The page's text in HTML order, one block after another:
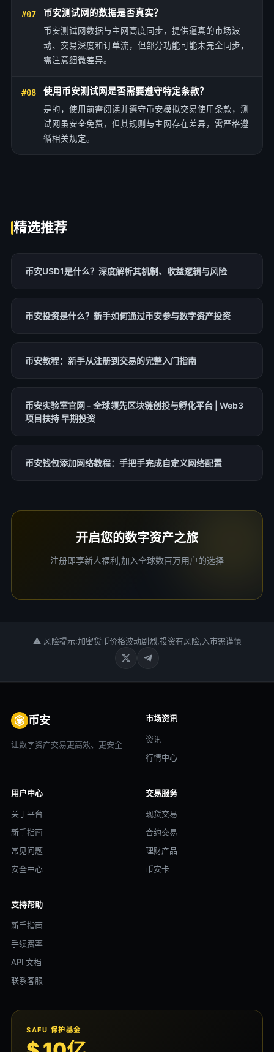
#07 币安测试网的数据是否真实？
币安测试网数据与主网高度同步，提供逼真的市场波
动、交易深度和订单流，但部分功能可能未完全同步，
需注意细微差异。
#08 使用币安测试网是否需要遵守特定条款？
是的，使用前需阅读并遵守币安模拟交易使用条款，测
试网虽安全免费，但其规则与主网存在差异，需严格遵
循相关规定。
精选推荐
币安USD1是什么？深度解析其机制、收益逻辑与风险
币安投资是什么？新手如何通过币安参与数字资产投资
币安教程：新手从注册到交易的完整入门指南
币安实验室官网 - 全球领先区块链创投与孵化平台 | Web3
项目扶持 早期投资
币安钱包添加网络教程：手把手完成自定义网络配置
开启您的数字资产之旅
注册即享新人福利,加入全球数百万用户的选择
⚠ 风险提示:加密货币价格波动剧烈,投资有风险,入市需谨慎
币安
让数字资产交易更高效、更安全
市场资讯
资讯
行情中心
用户中心
关于平台
新手指南
常见问题
安全中心
交易服务
现货交易
合约交易
理财产品
币安卡
支持帮助
新手指南
手续费率
API 文档
联系客服
SAFU 保护基金